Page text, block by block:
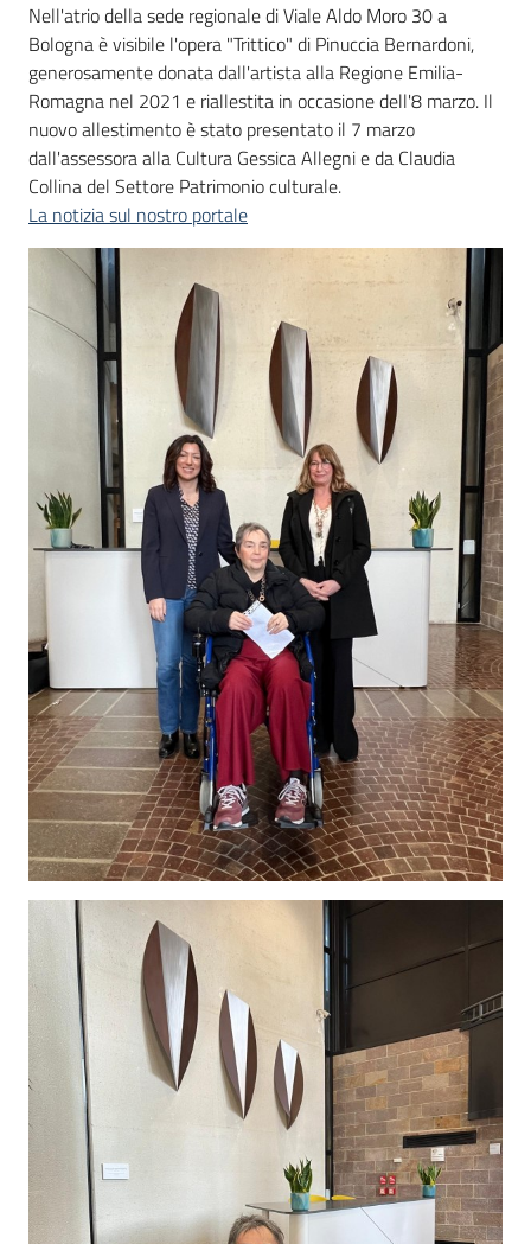
Nell'atrio della sede regionale di Viale Aldo Moro 30 a
Bologna è visibile l'opera "Trittico" di Pinuccia Bernardoni,
generosamente donata dall'artista alla Regione Emilia-
Romagna nel 2021 e riallestita in occasione dell'8 marzo. Il
nuovo allestimento è stato presentato il 7 marzo
dall'assessora alla Cultura Gessica Allegni e da Claudia
Collina del Settore Patrimonio culturale.
La notizia sul nostro portale